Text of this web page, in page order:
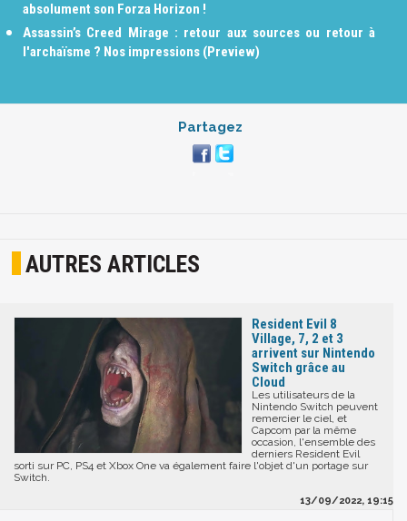
absolument son Forza Horizon !
Assassin’s Creed Mirage : retour aux sources ou retour à
l'archaïsme ? Nos impressions (Preview)
Partagez
AUTRES ARTICLES
Resident Evil 8
Village, 7, 2 et 3
arrivent sur Nintendo
Switch grâce au
Cloud
Les utilisateurs de la
Nintendo Switch peuvent
remercier le ciel, et
Capcom par la même
occasion, l'ensemble des
derniers Resident Evil
sorti sur PC, PS4 et Xbox One va également faire l'objet d'un portage sur
Switch.
13/09/2022, 19:15